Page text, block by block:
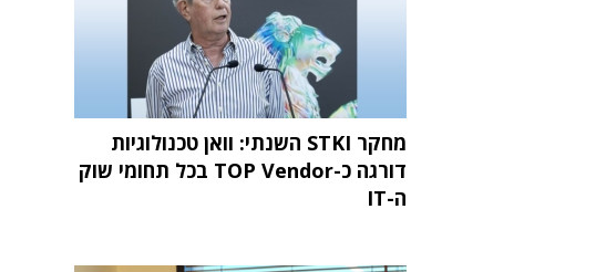
מחקר STKI השנתי: וואן טכנולוגיות
דורגה כ-TOP Vendor בכל תחומי שוק
ה-IT